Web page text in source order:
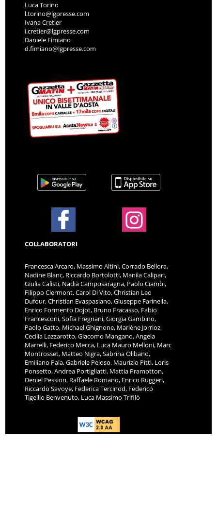
Luca Torino
l.torino@lgpresse.com
Ivana Cretier
i.cretier@lgpresse.com
Daniele Fimiano
d.fimiano@lgpresse.com
COLLABORATORI
Francesca Arcaro, Massimo Altini, Corrado Bellora,
Nadine Blanc, Riccardo Bortolotti, Manila Calipari,
Giulia Calisti, Nadia Camposaragna, Paolo Ciambi,
Filippo Clermont, Carol Di Vito, Christian Leo
Dufour, Christian Evaspasiano, Giuseppe Farinella,
Enrico Formento Dojot, Bruno Fracasso, Fabio
Francesconi, Sofia Fregnani, Giorgia Gambino,
Paolo Gatto, Michael Ghignone, Marlène Jorrioz,
Cecilia Lazzarotto, Giacomo Mangano, Angela
Marrelli, Federico Mecca, Luca Mauro Melloni, Marc
Montrosset, Matteo Nigra, Sabrina Olibano,
Emiliano Pala, Gabriele Peloso, Maurizio Pitti, Loris
Ponsetto, Andrea Portigliatti, Mattia Pramotton,
Deniel Pession, Raffaele Romano, Enrico Ruggeri,
Riccardo Savoye, Federica Tercinod, Federico
Tigellio Benvenuto, Luca Massimo Trifilò